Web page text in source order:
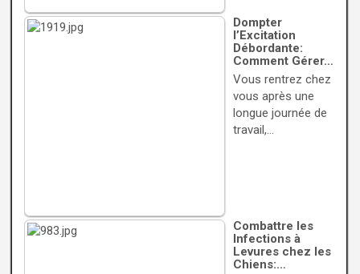
Dompter
l’Excitation
Débordante:
Comment Gérer…
Vous rentrez chez
vous après une
longue journée de
travail,…
Combattre les
Infections à
Levures chez les
Chiens:…